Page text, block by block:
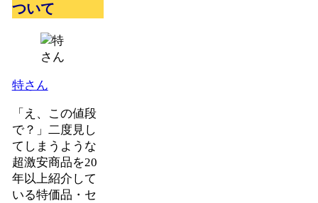
ついて
特さん
「え、この値段
で？」二度見し
てしまうような
超激安商品を20
年以上紹介して
いる特価品・セ